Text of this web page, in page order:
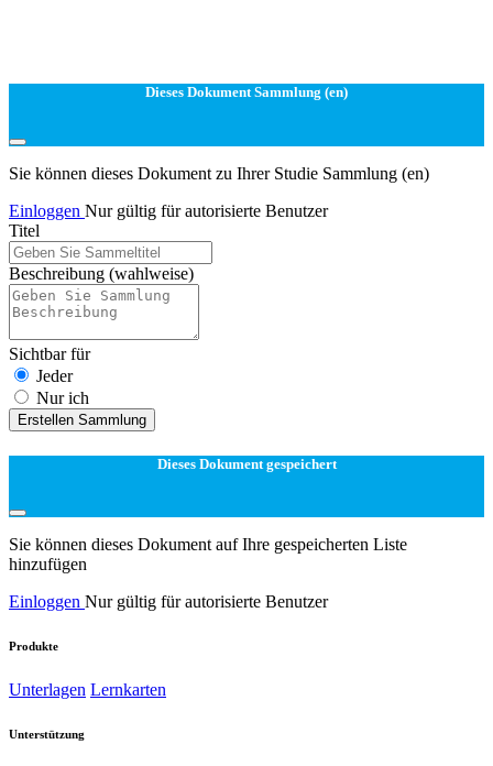
Dieses Dokument Sammlung (en)
Sie können dieses Dokument zu Ihrer Studie Sammlung (en)
Einloggen Nur gültig für autorisierte Benutzer
Titel
Beschreibung (wahlweise)
Sichtbar für
Jeder
Nur ich
Erstellen Sammlung
Dieses Dokument gespeichert
Sie können dieses Dokument auf Ihre gespeicherten Liste
hinzufügen
Einloggen Nur gültig für autorisierte Benutzer
Produkte
Unterlagen Lernkarten
Unterstützung